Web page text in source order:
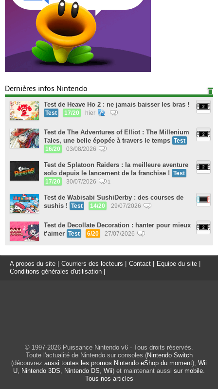
Dernières infos Nintendo
Test de Heave Ho 2 : ne jamais baisser les bras !
Test 17/20 hier
Test de The Adventures of Elliot : The Millenium
Tales, une belle épopée à travers le temps Test
16/20
03/08/2026
Test de Splatoon Raiders : la meilleure aventure
solo depuis le lancement de la franchise !
Test
17/20
30/07/2026 1
Test de Wabisabi SushiDerby : des courses de
sushis !
Test 14/20 29/07/2026
Test de Decollate Decoration : hanter pour mieux
t’aimer Test 6/20 27/07/2026
A propos du site Courriers des lecteurs Contact Equipe du site
Conditions générales d'utilisation
© 1997-2026 Puissance Nintendo v6 - Tous droits réservés.
Toute l'actualité de Nintendo sur consoles (Nintendo Switch
(découvrez aussi toutes les promos Nintendo eShop du moment), Wii
U, Nintendo 3DS, Nintendo DS, Wii) et maintenant aussi sur mobile.
Tous nos articles